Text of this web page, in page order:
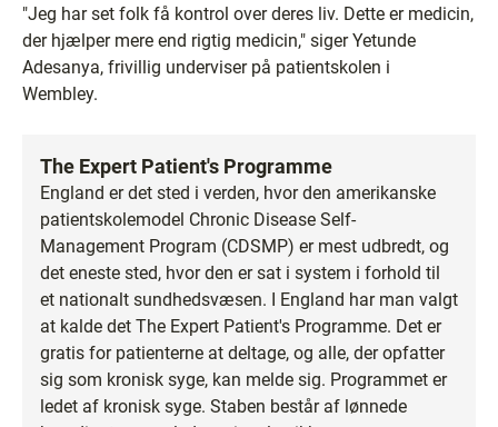
"Jeg har set folk få kontrol over deres liv. Dette er medicin,
der hjælper mere end rigtig medicin," siger Yetunde
Adesanya, frivillig underviser på patientskolen i
Wembley.
The Expert Patient's Programme
England er det sted i verden, hvor den amerikanske
patientskolemodel Chronic Disease Self-
Management Program (CDSMP) er mest udbredt, og
det eneste sted, hvor den er sat i system i forhold til
et nationalt sundhedsvæsen. I England har man valgt
at kalde det The Expert Patient's Programme. Det er
gratis for patienterne at deltage, og alle, der opfatter
sig som kronisk syge, kan melde sig. Programmet er
ledet af kronisk syge. Staben består af lønnede